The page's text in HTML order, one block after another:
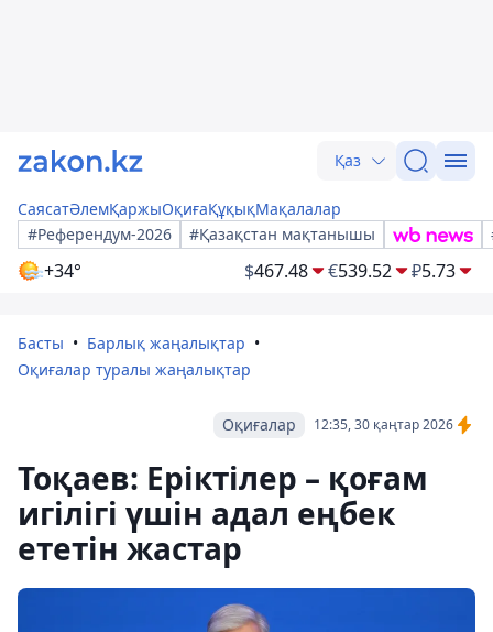
Қаз
СаясатӘлемҚаржыОқиғаҚұқықМақалалар
#Референдум-2026
#Қазақстан мақтанышы
+34° $467.48 €539.52 ₽5.73
Басты
Барлық жаңалықтар
Оқиғалар туралы жаңалықтар
12:35, 30 қаңтар 2026
Оқиғалар
Тоқаев: Еріктілер – қоғам
игілігі үшін адал еңбек
ететін жастар